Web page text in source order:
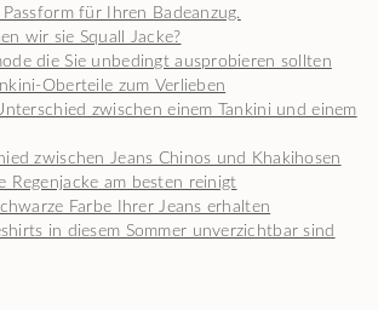
für Ihren Badeanzug.
wir sie Squall Jacke?
die Sie unbedingt ausprobieren sollten
Oberteile zum Verlieben
zwischen einem Tankini und einem
zwischen Jeans Chinos und Khakihosen
Regenjacke am besten reinigt
Farbe Ihrer Jeans erhalten
in diesem Sommer unverzichtbar sind